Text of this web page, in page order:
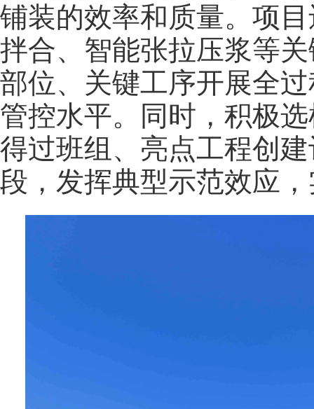
铺装的效率和质量。项
拌合、智能张拉压浆等
部位、关键工序开展全
管控水平。同时，积极
得过班组、亮点工程创
段，发挥典型示范效应